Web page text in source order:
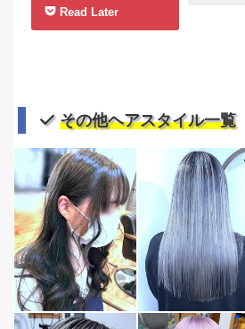
Read Later
その他ヘアスタイル一覧